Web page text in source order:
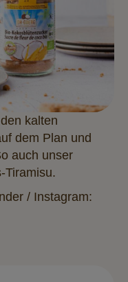
kalten
dem Plan und
auch unser
Tiramisu.
/ Instagram: